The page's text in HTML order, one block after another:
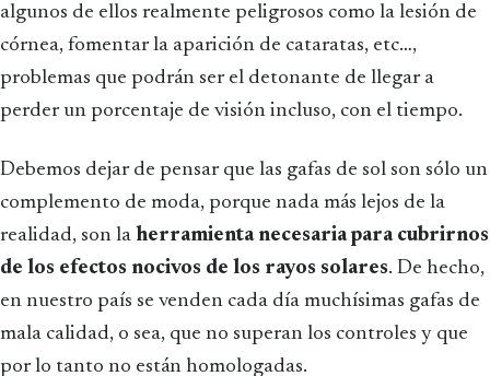
algunos de ellos realmente peligrosos como la lesión de
córnea, fomentar la aparición de cataratas, etc…,
problemas que podrán ser el detonante de llegar a
perder un porcentaje de visión incluso, con el tiempo.
Debemos dejar de pensar que las gafas de sol son sólo un
complemento de moda, porque nada más lejos de la
realidad, son la herramienta necesaria para cubrirnos
de los efectos nocivos de los rayos solares. De hecho,
en nuestro país se venden cada día muchísimas gafas de
mala calidad, o sea, que no superan los controles y que
por lo tanto no están homologadas.